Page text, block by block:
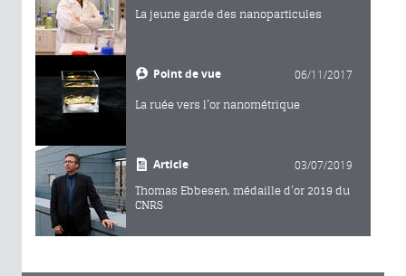
La jeune garde des nanoparticules
Point de vue 06/11/2017
La ruée vers l’or nanométrique
Article 03/07/2019
Thomas Ebbesen, médaille d’or 2019 du
CNRS